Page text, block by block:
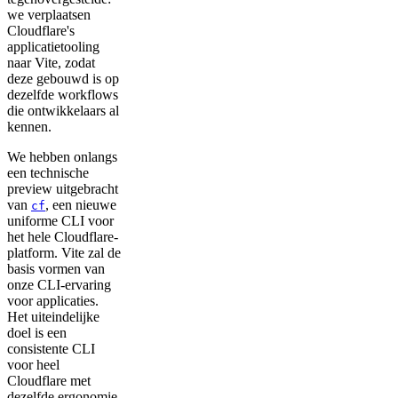
we verplaatsen
Cloudflare's
applicatietooling
naar Vite, zodat
deze gebouwd is op
dezelfde workflows
die ontwikkelaars al
kennen.
We hebben onlangs
een technische
preview uitgebracht
van cf, een nieuwe
uniforme CLI voor
het hele Cloudflare-
platform. Vite zal de
basis vormen van
onze CLI-ervaring
voor applicaties.
Het uiteindelijke
doel is een
consistente CLI
voor heel
Cloudflare met